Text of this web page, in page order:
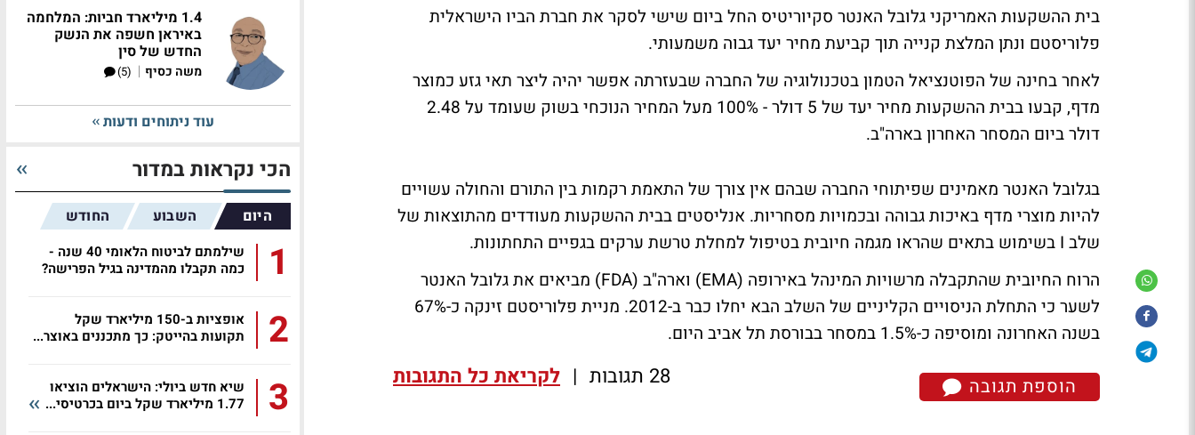
בית ההשקעות האמריקני גלובל האנטר סקיוריטיס החל ביום שישי לסקר את חברת הביו הישראלית
פלוריסטם ונתן המלצת קנייה תוך קביעת מחיר יעד גבוה משמעותי.
לאחר בחינה של הפוטנציאל הטמון בטכנולוגיה של החברה שבעזרתה אפשר יהיה ליצר תאי גזע כמוצר
מדף, קבעו בבית ההשקעות מחיר יעד של 5 דולר - 100% מעל המחיר הנוכחי בשוק שעומד על 2.48
דולר ביום המסחר האחרון בארה"ב.
בגלובל האנטר מאמינים שפיתוחי החברה שבהם אין צורך של התאמת רקמות בין התורם והחולה עשויים
להיות מוצרי מדף באיכות גבוהה ובכמויות מסחריות. אנליסטים בבית ההשקעות מעודדים מהתוצאות של
שלב I בשימוש בתאים שהראו מגמה חיובית בטיפול למחלת טרשת ערקים בגפיים התחתונות.
הרוח החיובית שהתקבלה מרשויות המינהל באירופה (EMA) וארה"ב (FDA) מביאים את גלובל האנטר
לשער כי התחלת הניסויים הקליניים של השלב הבא יחלו כבר ב-2012. מניית פלוריסטם זינקה כ-67%
בשנה האחרונה ומוסיפה כ-1.5% במסחר בבורסת תל אביב היום.
הוספת תגובה 28 תגובות | לקריאת כל התגובות
1.4 מיליארד חביות: המלחמה
באיראן חשפה את הנשק
החדש של סין
משה כסיף |
(5)
עוד ניתוחים ודעות
הכי נקראות במדור
היום השבוע החודש
1
שילמתם לביטוח הלאומי 40 שנה -
כמה תקבלו מהמדינה בגיל הפרישה?
2
אופציות ב-150 מיליארד שקל
תקועות בהייטק: כך מתכננים באוצר...
3
שיא חדש ביולי: הישראלים הוציאו
1.77 מיליארד שקל ביום בכרטיסי...